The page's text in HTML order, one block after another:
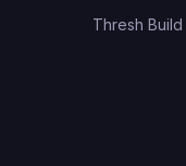
Thresh Build